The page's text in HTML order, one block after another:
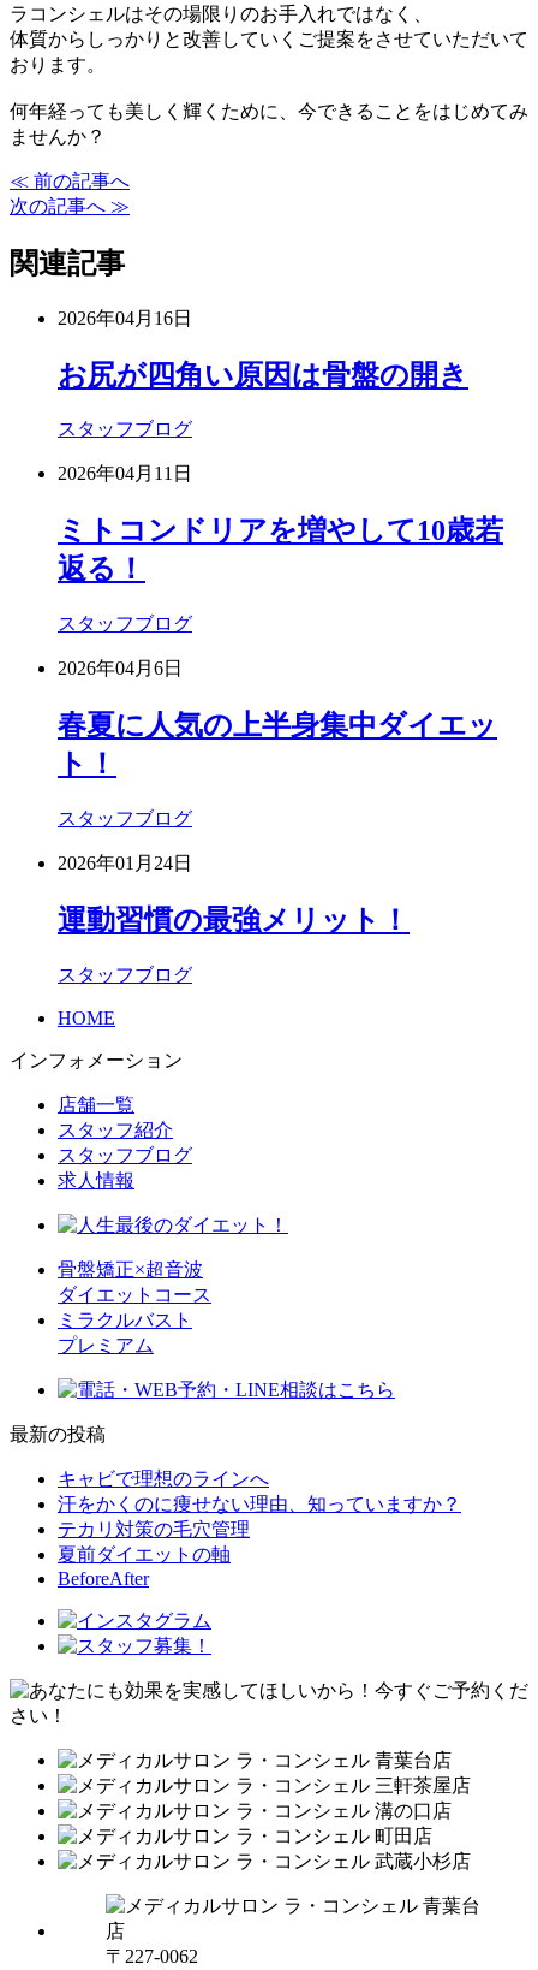
ラコンシェルはその場限りのお手入れではなく、
体質からしっかりと改善していくご提案をさせていただいて
おります。
何年経っても美しく輝くために、今できることをはじめてみ
ませんか？
≪ 前の記事へ
次の記事へ ≫
関連記事
2026年04月16日
お尻が四角い原因は骨盤の開き
スタッフブログ
2026年04月11日
ミトコンドリアを増やして10歳若
返る！
スタッフブログ
2026年04月6日
春夏に人気の上半身集中ダイエッ
ト！
スタッフブログ
2026年01月24日
運動習慣の最強メリット！
スタッフブログ
HOME
インフォメーション
店舗一覧
スタッフ紹介
スタッフブログ
求人情報
骨盤矯正×超音波
ダイエットコース
ミラクルバスト
プレミアム
最新の投稿
キャビで理想のラインへ
汗をかくのに痩せない理由、知っていますか？
テカリ対策の毛穴管理
夏前ダイエットの軸
BeforeAfter
〒227-0062